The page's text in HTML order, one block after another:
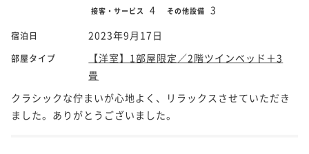
接客・サービス 4 その他設備 3
宿泊日 2023年9月17日
部屋タイプ
【洋室】1部屋限定／2階ツインベッド＋3
畳
クラシックな佇まいが心地よく、リラックスさせていただき
ました。ありがとうございました。